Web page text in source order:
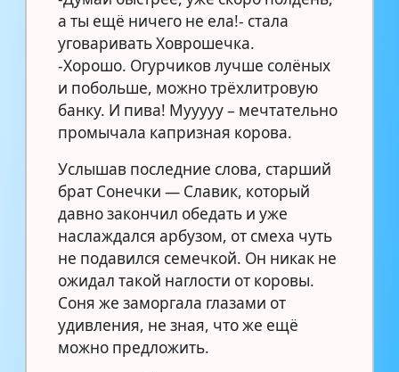
а ты ещё ничего не ела!- стала
уговаривать Ховрошечка.
-Хорошо. Огурчиков лучше солёных
и побольше, можно трёхлитровую
банку. И пива! Мууууу – мечтательно
промычала капризная корова.
Услышав последние слова, старший
брат Сонечки — Славик, который
давно закончил обедать и уже
наслаждался арбузом, от смеха чуть
не подавился семечкой. Он никак не
ожидал такой наглости от коровы.
Соня же заморгала глазами от
удивления, не зная, что же ещё
можно предложить.